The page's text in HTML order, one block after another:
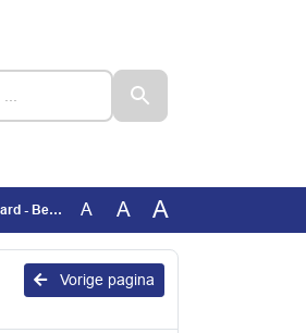
- Nieuw logo A A A
Vorige pagina